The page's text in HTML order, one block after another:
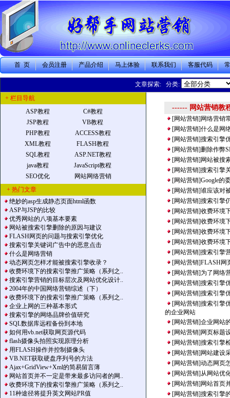
首 页 会员注册 产品介绍 马上体验 联系我们 客服代码
文章探索: 分类:
+ 栏目导航
ASP教程
C#教程
JSP教程
VB教程
PHP教程
ACCESS教程
XML教程
FLASH教程
SQL教程
ASP.NET教程
java教程
JavaScript教程
SEO优化
网站网络营销
+ 热门文章
绝妙的asp生成静态页面html函数
ASP与JSP的比较
优秀网站的八项基本要素
网站被搜索引擎删除的原因与建议
FLASH网页的问题与搜索引擎优化
搜索引擎关键词广告中的恶意点击
什么是网络营销
动态网页怎样才能被搜索引擎收录？
收费环境下的搜索引擎推广策略（系列之..
搜索引擎营销的目标层次及网站优化设计..
2004年的中国网络营销综述（下）
收费环境下的搜索引擎推广策略（系列之..
企业上网的三种基本形式
搜索引擎的网络品牌价值研究
SQL数据库远程备份到本地
如何用vb.net获取网页源代码
flash摄像头拍照实现原理分析
用FLASH操作并控制摄像头
VB.NET获取硬盘序列号的方法
Ajax+GridView+Xml的简易留言薄
网站首页并不一定是带来最多访问者的网..
收费环境下的搜索引擎推广策略（系列之..
11种途径将提升英文网站PR值
------ 网站营销教
[网站营销] 网络营销
[网站营销]什么是网
[网站营销]搜索引擎
[网站营销]删除作弊
[网站营销] 网站被搜
[网站营销]搜索引擎
[网站营销]Google的
[网站营销]谁应该对
[网站营销]搜索引擎
[网站营销]收费环境
[网站营销]收费环境
[网站营销]收费环境
[网站营销]收费环境
[网站营销]搜索引擎
[网站营销]FLASH网
[网站营销]为了网络
[网站营销]搜索引擎
[网站营销]搜索引擎
[网站营销]搜索引擎
的企业网站
[网站营销]企业网站
[网站营销] 网页标题
[网站营销]搜索引擎
[网站营销] 网站建设
[网站营销]动态网页
[网站营销]从网站优
[网站营销] 网站首页
[网站营销]搜索引擎